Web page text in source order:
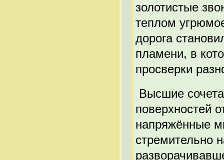
золотистые
теплом
дорога
пламени, в
просверки
Высшие
поверхностей
напряжённые
стремительно